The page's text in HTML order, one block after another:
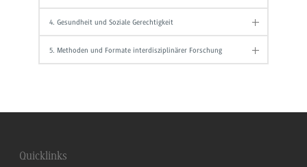
4. Gesundheit und Soziale Gerechtigkeit
5. Methoden und Formate interdisziplinärer Forschung
Quicklinks